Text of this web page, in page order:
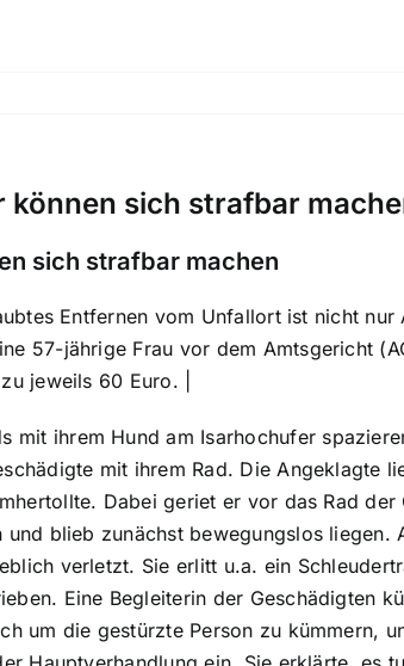
sich strafbar
sich strafbar machen
Entfernen vom Unfallort ist nicht
57-jährige Frau vor dem Amtsgericht
jeweils 60 Euro. |
mit ihrem Hund am Isarhochufer
mit ihrem Rad. Die Angeklagte
Dabei geriet er vor das Rad
blieb zunächst bewegungslos liegen.
verletzt. Sie erlitt u.a. ein
Eine Begleiterin der Geschädigten
um die gestürzte Person zu kümmern,